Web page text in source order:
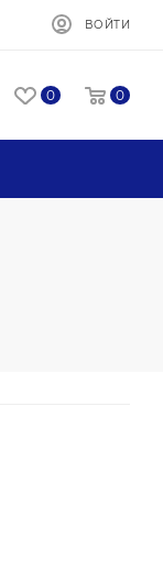
ВОЙТИ
0 0